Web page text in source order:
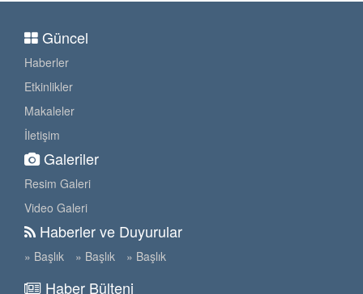
Güncel
Haberler
Etkinlikler
Makaleler
İletişim
Galeriler
Resim Galeri
Video Galeri
Haberler ve Duyurular
» Başlık » Başlık » Başlık
Haber Bülteni